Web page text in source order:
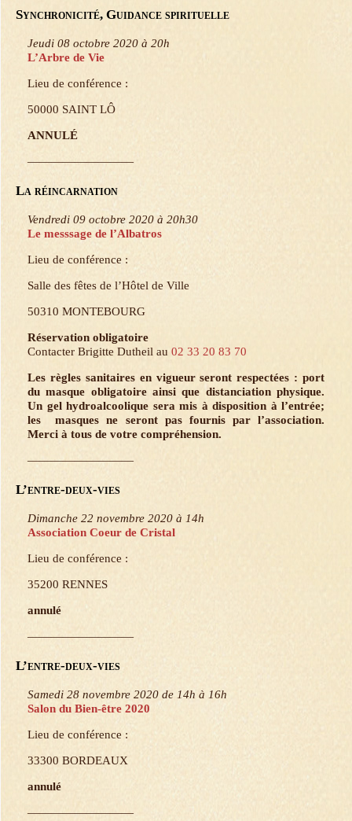
Synchronicité, Guidance spirituelle
Jeudi 08 octobre 2020 à 20h
L’Arbre de Vie
Lieu de conférence :
50000 SAINT LÔ
ANNULÉ
—————————
La réincarnation
Vendredi 09 octobre 2020 à 20h30
Le messsage de l’Albatros
Lieu de conférence :
Salle des fêtes de l’Hôtel de Ville
50310 MONTEBOURG
Réservation obligatoire
Contacter Brigitte Dutheil au 02 33 20 83 70
Les règles sanitaires en vigueur seront respectées : port
du masque obligatoire ainsi que distanciation physique.
Un gel hydroalcoolique sera mis à disposition à l’entrée;
les masques ne seront pas fournis par l’association.
Merci à tous de votre compréhension.
—————————
L’entre-deux-vies
Dimanche 22 novembre 2020 à 14h
Association Coeur de Cristal
Lieu de conférence :
35200 RENNES
annulé
—————————
L’entre-deux-vies
Samedi 28 novembre 2020 de 14h à 16h
Salon du Bien-être 2020
Lieu de conférence :
33300 BORDEAUX
annulé
—————————